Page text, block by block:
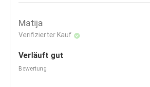
Matija
Verifizierter Kauf
Verläuft gut
Bewertung